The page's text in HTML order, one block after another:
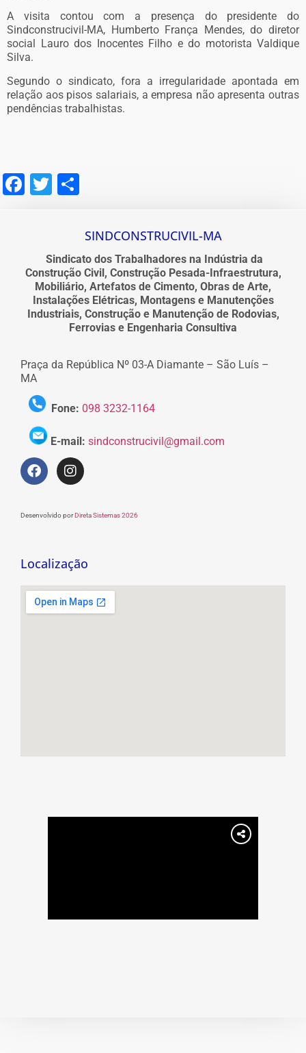
A visita contou com a presença do presidente do
Sindconstrucivil-MA, Humberto França Mendes, do diretor
social Lauro dos Inocentes Filho e do motorista Valdique
Silva.
Segundo o sindicato, fora a irregularidade apontada em
relação aos pisos salariais, a empresa não apresenta outras
pendências trabalhistas.
Facebook
Twitter
SINDCONSTRUCIVIL-MA
Sindicato dos Trabalhadores na Indústria da
Construção Civil, Construção Pesada-Infraestrutura,
Mobiliário, Artefatos de Cimento, Obras de Arte,
Instalações Elétricas, Montagens e Manutenções
Industriais, Construção e Manutenção de Rodovias,
Ferrovias e Engenharia Consultiva
Praça da República Nº 03-A Diamante – São Luís –
MA
Fone: 098 3232-1164
E-mail: sindconstrucivil@gmail.com
Desenvolvido porDireta Sistemas 2026
Localização